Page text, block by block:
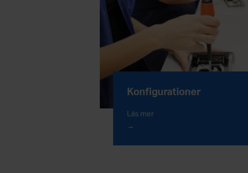
Konfigurationer
Läs mer